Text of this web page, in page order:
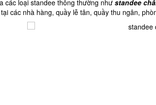
các loại standee thông thường như standee
các nhà hàng, quầy lễ tân, quầy thu ngân,